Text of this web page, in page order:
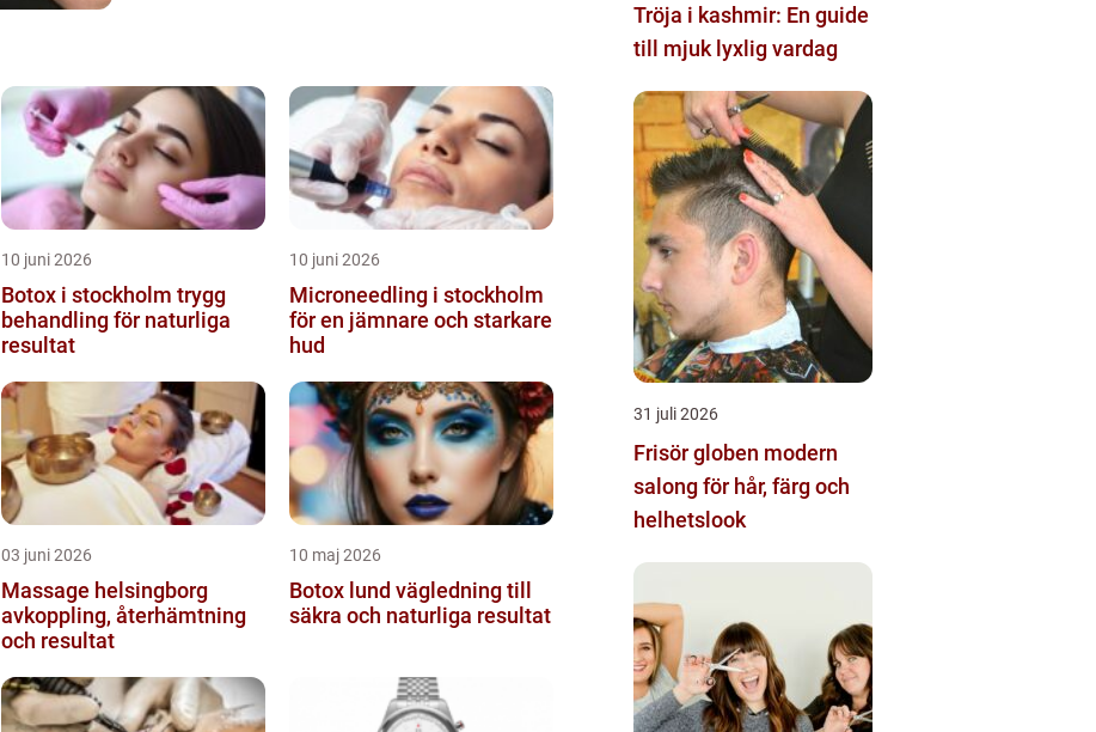
10 juni 2026
Botox i stockholm trygg
behandling för naturliga
resultat
10 juni 2026
Microneedling i stockholm
för en jämnare och starkare
hud
03 juni 2026
Massage helsingborg
avkoppling, återhämtning
och resultat
10 maj 2026
Botox lund vägledning till
säkra och naturliga resultat
Tröja i kashmir: En guide
till mjuk lyxlig vardag
31 juli 2026
Frisör globen modern
salong för hår, färg och
helhetslook